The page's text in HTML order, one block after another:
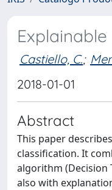
Castiello, C.;
2018-01-01
Abstract
This paper
classification. It
algorithm (Decision
also with